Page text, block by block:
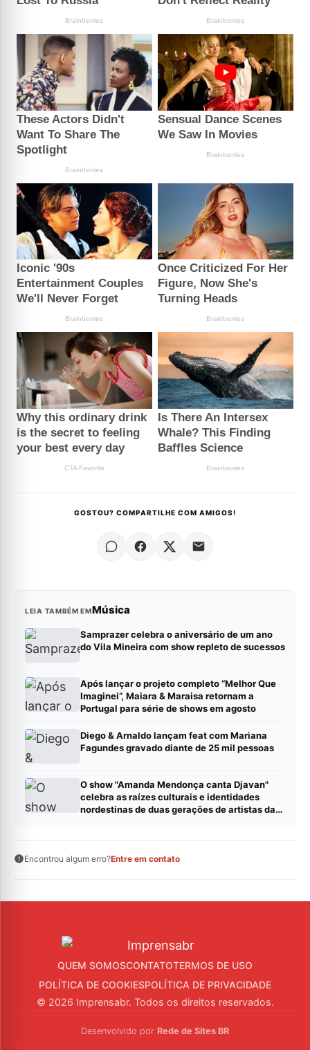
GOSTOU? COMPARTILHE COM AMIGOS!
LEIA TAMBÉM EMMúsica
Samprazer celebra o aniversário de um ano
do Vila Mineira com show repleto de sucessos
Após lançar o projeto completo “Melhor Que
Imaginei”, Maiara & Maraisa retornam a
Portugal para série de shows em agosto
Diego & Arnaldo lançam feat com Mariana
Fagundes gravado diante de 25 mil pessoas
O show "Amanda Mendonça canta Djavan"
celebra as raízes culturais e identidades
nordestinas de duas gerações de artistas da
Encontrou algum erro?Entre em contato
QUEM SOMOSCONTATOTERMOS DE USO
POLÍTICA DE COOKIESPOLÍTICA DE PRIVACIDADE
© 2026 Imprensabr. Todos os direitos reservados.
Desenvolvido por Rede de Sites BR